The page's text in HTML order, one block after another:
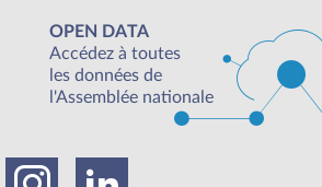
OPEN DATA
Accédez à toutes
les données de
l'Assemblée nationale